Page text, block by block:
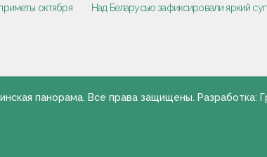
октября
Над Беларусью зафиксировали яркий
панорама. Все права защищены. Разработка: